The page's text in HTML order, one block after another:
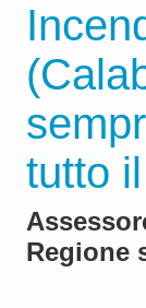
tutto
Regione